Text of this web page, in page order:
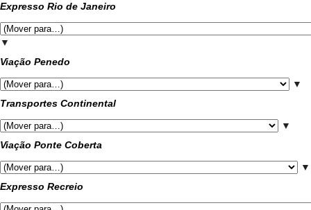
Expresso Rio de Janeiro
▼
Viação Penedo
▼
Transportes Continental
▼
Viação Ponte Coberta
▼
Expresso Recreio